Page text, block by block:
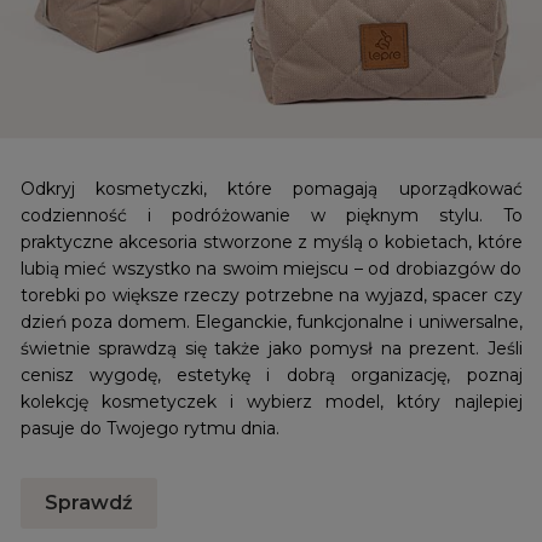
bawełny oraz miękkiego, pikowanego velvetu. To,
co wyróżnia te akcesoria to wyjątkowe, bardzo
estetyczne wzory. Dbamy o to, żeby kolory naszych
produktów nie pobudzały układu nerwowego
współgrał z wzorami i stanowił doskonałą całość. W
środku kocyka znajduje się miękka włóknina
silikonowa, która pomaga dziecku utrzymać
odpowiednią temperaturę ciała podczas spacerów
w chłodne jesienne i zimowe dni.
Wszystkie produkty, które znajdziesz w naszym
asortymencie, szyjemy samodzielnie. Dbamy o to, żeby
kocyki były najwyższej jakości, ponieważ uważamy, że
najmłodsi zasługują na wszystko, co najlepsze.
Jak dbać o kocyki handmade dla
Każdy kocyk, który proponujemy, może być prany w
Odkryj kosmetyczki, które pomagają uporządkować
codzienność i podróżowanie w pięknym stylu. To
praktyczne akcesoria stworzone z myślą o kobietach, które
lubią mieć wszystko na swoim miejscu – od drobiazgów do
torebki po większe rzeczy potrzebne na wyjazd, spacer czy
dzień poza domem. Eleganckie, funkcjonalne i uniwersalne,
świetnie sprawdzą się także jako pomysł na prezent. Jeśli
cenisz wygodę, estetykę i dobrą organizację, poznaj
kolekcję kosmetyczek i wybierz model, który najlepiej
pasuje do Twojego rytmu dnia.
Sprawdź